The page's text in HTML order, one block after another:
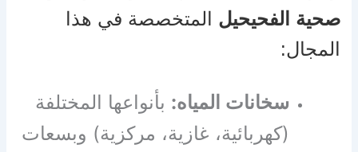
صحية الفحيحيل المتخصصة في هذا
المجال:
سخانات المياه: بأنواعها المختلفة
(كهربائية، غازية، مركزية) وبسعات